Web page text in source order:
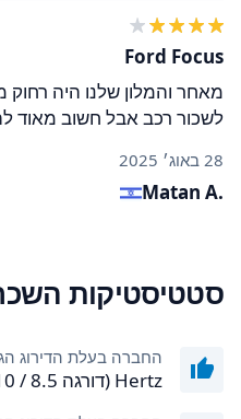
28 באוג׳ 2025
Matan A.
Ford Focus
מאחר והמלון שלנו היה
לשכור רכב אבל חשוב מאוד
סטטיסטיקות
החברה בעלת הדירוג
Hertz (דורגה 8.5 / 10)